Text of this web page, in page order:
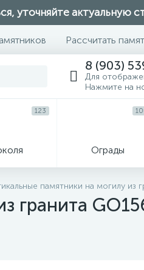
уточняйте актуальную
Рассчитать
8 (903)
Для
Нажмите на
123
Ограды
памятники на могилу из
гранита